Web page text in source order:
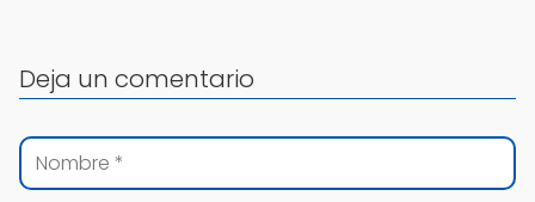
Deja un comentario